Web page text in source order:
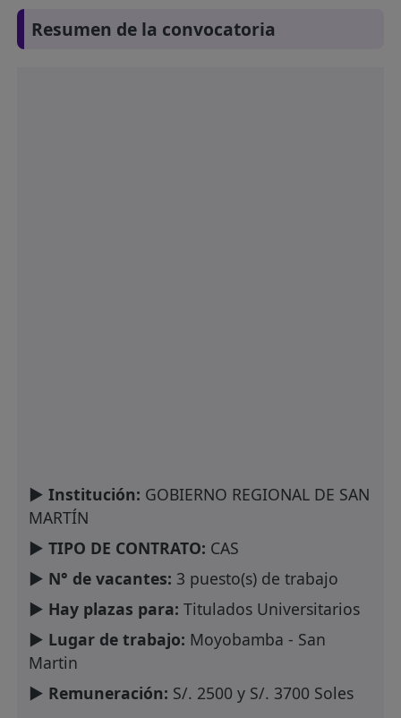
Resumen de la convocatoria
► Institución: GOBIERNO REGIONAL DE SAN
MARTÍN
► TIPO DE CONTRATO: CAS
► N° de vacantes: 3 puesto(s) de trabajo
► Hay plazas para: Titulados Universitarios
► Lugar de trabajo: Moyobamba - San
Martin
► Remuneración: S/. 2500 y S/. 3700 Soles